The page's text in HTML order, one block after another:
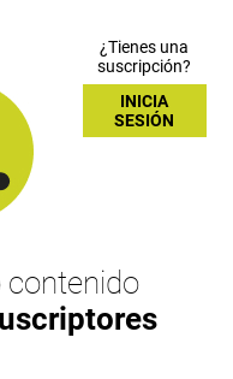
¿Tienes una
suscripción?
INICIA
SESIÓN
contenido